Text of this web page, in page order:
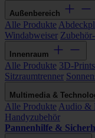
Außenbereich
Alle Produkte
Windabweiser
Innenraum
Alle Produkte 3D-Prints
Sitzraumtrenner
Multimedia &
Alle Produkte Audio &
Handyzubehör
Pannenhilfe &